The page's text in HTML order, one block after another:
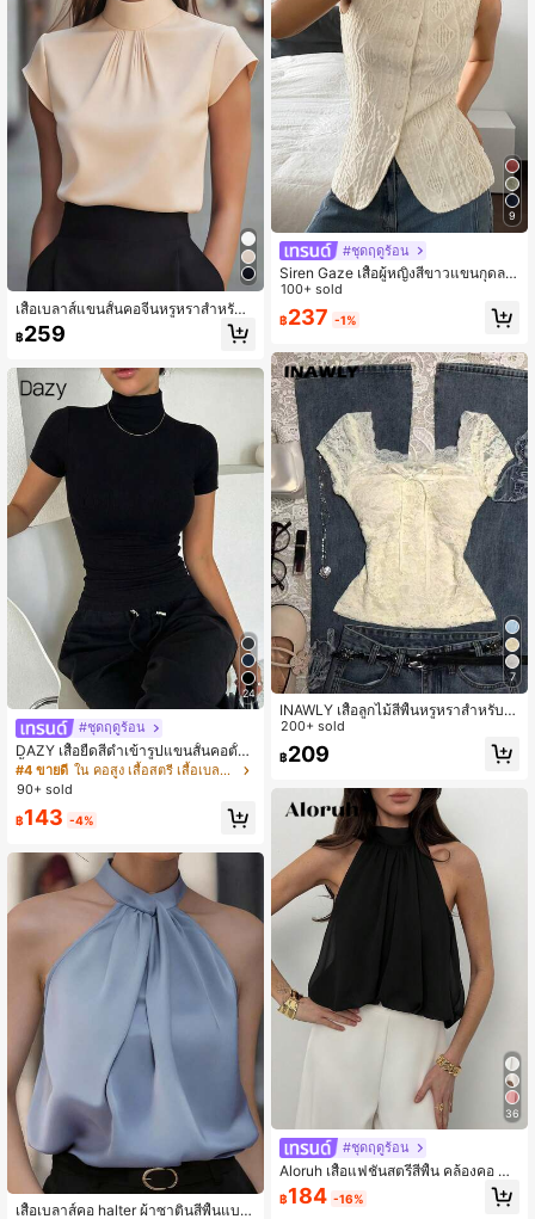
เสื้อเบลาส์แขนสั้นคอจีนหรูหราสำหรับผู้
หญิง - ผ้าซาตินสีขาวคมชัด, ใช้งานได้
หลากหลายสำหรับทำงาน, ปาร์ตี้, ฤดูใบ
ก, ดีไซน์กันรอยยับ, ทรงสวย
฿259
24
#ชุดฤดูร้อน
DAZY เสื้อยืดสีดำเข้ารูปแขนสั้นคอตั้งสี
พื้นเรียบง่ายสำหรับผู้หญิงใส่สบายๆ สำ
หรับใส่ทำงานในชีวิตประจำวัน, ฤดูร้อน
#4 ขายดี
ใน คอสูง เสื้อสตรี เสื้อเบลาส์ & Tee
90+ sold
฿143 -4%
เสื้อเบลาส์คอ halter ผ้าซาตินสีพื้นแบบ
9
#ชุดฤดูร้อน
Siren Gaze เสื้อผู้หญิงสีขาวแขนกุดลา
ยเรขาคณิตทรงเข้ารูป กระดุมแถวเดียว
เสื้อเชิ้ตลำลองสำหรับฤดูร้อน สไตล์หรูห
รา เหมาะสำหรับใส่ไปทานบรันช์ หรือใ
100+ sold
฿237 -1%
7
INAWLY เสื้อลูกไม้สีพื้นหรูหราสำหรับผู้
หญิง พร้อมตกแต่งโบว์, ฤดูร้อน
200+ sold
฿209
36
#ชุดฤดูร้อน
Aloruh เสื้อแฟชั่นสตรีสีพื้น คล้องคอ แต่
งจีบ สวมใส่ได้ทุกวัน สไตล์ลำลอง
฿184 -16%